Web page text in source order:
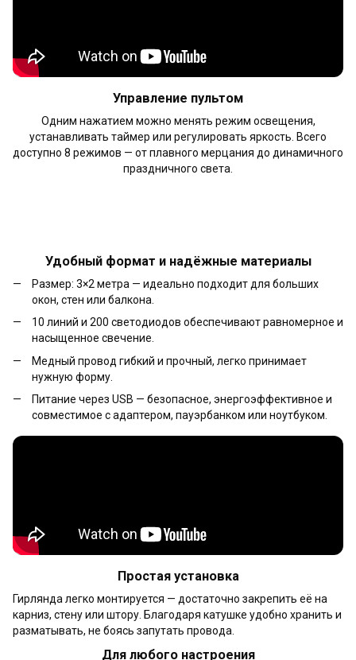
Управление пультом
Одним нажатием можно менять режим освещения,
устанавливать таймер или регулировать яркость. Всего
доступно 8 режимов — от плавного мерцания до динамичного
праздничного света.
Удобный формат и надёжные материалы
Размер: 3×2 метра — идеально подходит для больших
окон, стен или балкона.
10 линий и 200 светодиодов обеспечивают равномерное и
насыщенное свечение.
Медный провод гибкий и прочный, легко принимает
нужную форму.
Питание через USB — безопасное, энергоэффективное и
совместимое с адаптером, пауэрбанком или ноутбуком.
Простая установка
Гирлянда легко монтируется — достаточно закрепить её на
карниз, стену или штору. Благодаря катушке удобно хранить и
разматывать, не боясь запутать провода.
Для любого настроения